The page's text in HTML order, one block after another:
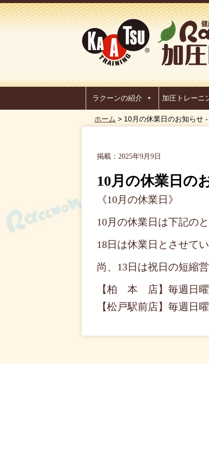
ラクーンの紹介 加圧トレーニ
ホーム > 10月の休業日のお知らせ
掲載：2025年9月9日
10月の休業日の
《10月の休業日》
10月の休業日は下記のと
18日は休業日とさせて
尚、13日は祝日の短縮
【柏 本 店】毎週日曜
【松戸駅前店】毎週日